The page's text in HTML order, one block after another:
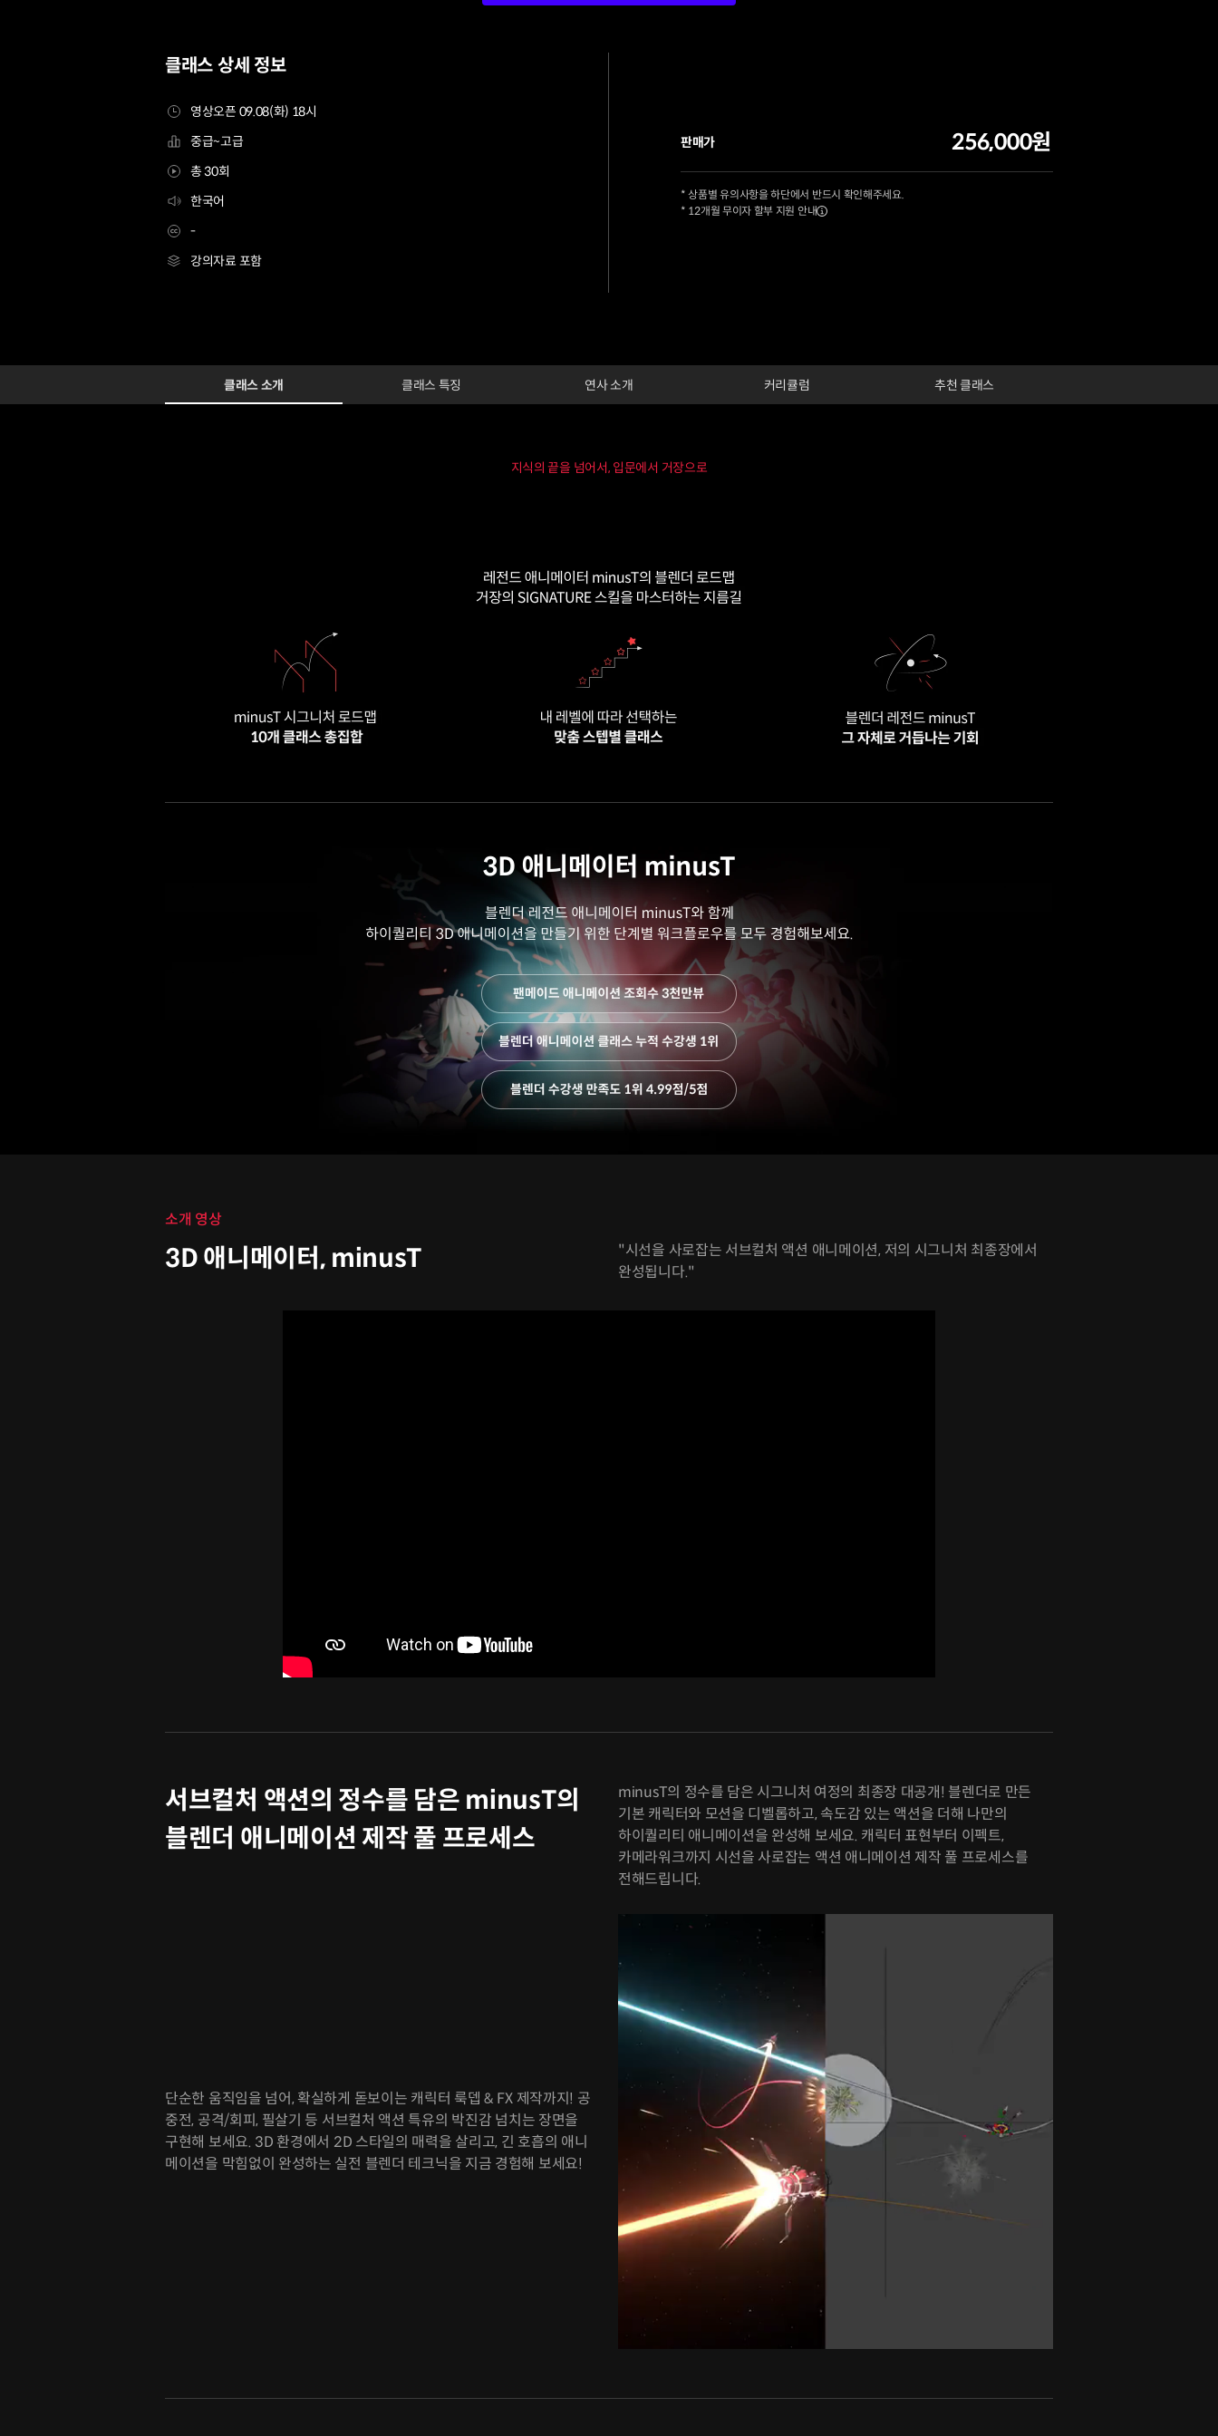
클래스 상세 정보
영상오픈 09.08(화) 18시
중급~고급
총 30회
한국어
-
강의자료 포함
판매가 256,000원
* 상품별 유의사항을 하단에서 반드시 확인해주세요.
* 12개월 무이자 할부 지원 안내
[Signature] 3D애니메이터 minusT7Details
Configuration Information Shortcuts클래스 소개 클래스 특징 연사 소개 커리큘럼
추천 클래스
지식의 끝을 넘어서, 입문에서 거장으로
소개 영상
3D 애니메이터, minusT
"시선을 사로잡는 서브컬처 액션 애니메이션, 저의 시그니처 최종장에서
완성됩니다."
서브컬처 액션의 정수를 담은 minusT의
블렌더 애니메이션 제작 풀 프로세스
minusT의 정수를 담은 시그니처 여정의 최종장 대공개! 블렌더로 만든
기본 캐릭터와 모션을 디벨롭하고, 속도감 있는 액션을 더해 나만의
하이퀄리티 애니메이션을 완성해 보세요. 캐릭터 표현부터 이펙트,
카메라워크까지 시선을 사로잡는 액션 애니메이션 제작 풀 프로세스를
전해드립니다.
단순한 움직임을 넘어, 확실하게 돋보이는 캐릭터 룩뎁 & FX 제작까지! 공
중전, 공격/회피, 필살기 등 서브컬처 액션 특유의 박진감 넘치는 장면을
구현해 보세요. 3D 환경에서 2D 스타일의 매력을 살리고, 긴 호흡의 애니
메이션을 막힘없이 완성하는 실전 블렌더 테크닉을 지금 경험해 보세요!